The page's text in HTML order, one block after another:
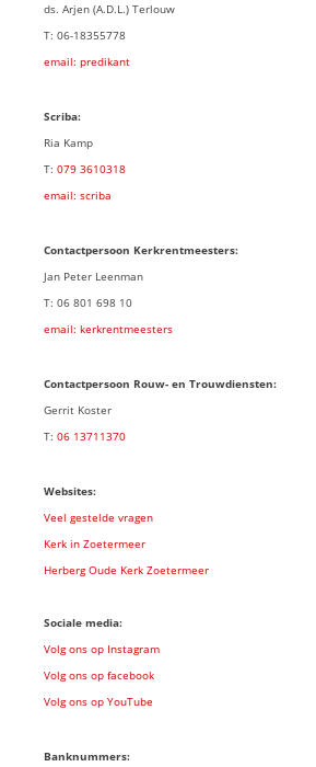
ds. Arjen (A.D.L.) Terlouw
T: 06-18355778
email: predikant
Scriba:
Ria Kamp
T: 079 3610318
email: scriba
Contactpersoon Kerkrentmeesters:
Jan Peter Leenman
T: 06 801 698 10
email: kerkrentmeesters
Contactpersoon Rouw- en Trouwdiensten:
Gerrit Koster
T: 06 13711370
Websites:
Veel gestelde vragen
Kerk in Zoetermeer
Herberg Oude Kerk Zoetermeer
Sociale media:
Volg ons op Instagram
Volg ons op facebook
Volg ons op YouTube
Banknummers: